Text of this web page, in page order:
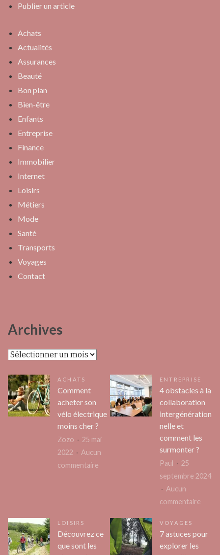
Publier un article
Achats
Actualités
Assurances
Beauté
Bon plan
Bien-être
Enfants
Entreprise
Finance
Immobilier
Internet
Loisirs
Métiers
Mode
Santé
Transports
Voyages
Contact
Archives
Archives
ACHATS
Comment
acheter son
vélo électrique
moins cher ?
Zozo
25 mai
2022
Aucun
commentaire
électrique
moins
ENTREPRISE
4 obstacles à la
collaboration
intergénération
nelle et
comment les
surmonter ?
Paul
25
septembre 2024
Aucun
commentaire
à
LOISIRS
Découvrez ce
que sont les
VOYAGES
7 astuces pour
explorer les